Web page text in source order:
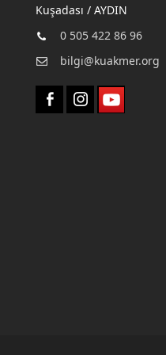
Kuşadası / AYDIN
0 505 422 86 96
bilgi@kuakmer.org